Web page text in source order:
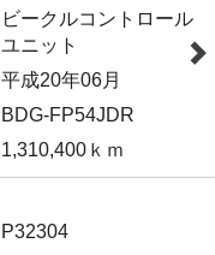
ビークルコントロール
ユニット
平成20年06月
BDG-FP54JDR
1,310,400ｋｍ
P32304